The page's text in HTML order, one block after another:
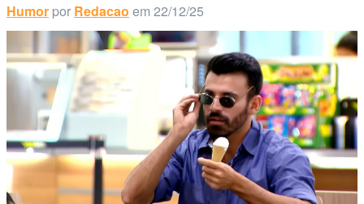
Humor por Redacao em 22/12/25